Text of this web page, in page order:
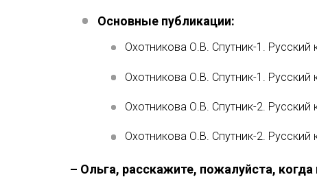
Основные публикации:
Охотникова О.В. Спутник-1. Русский
Охотникова О.В. Спутник-1. Русский
Охотникова О.В. Спутник-2. Русский
Охотникова О.В. Спутник-2. Русский
– Ольга, расскажите, пожалуйста,